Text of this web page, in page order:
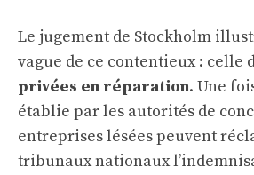
Le jugement de Stockholm
vague de ce contentieux : celle
privées en réparation. Une
établie par les autorités de
entreprises lésées peuvent
tribunaux nationaux